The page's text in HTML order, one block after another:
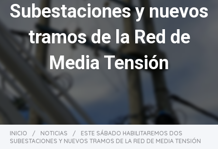
Subestaciones y nuevos
tramos de la Red de
Media Tensión
INICIO / NOTICIAS /
ESTE SÁBADO HABILITAREMOS DOS
SUBESTACIONES Y NUEVOS TRAMOS DE LA RED DE MEDIA TENSIÓN